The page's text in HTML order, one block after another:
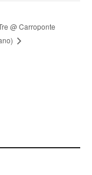
@ Carroponte